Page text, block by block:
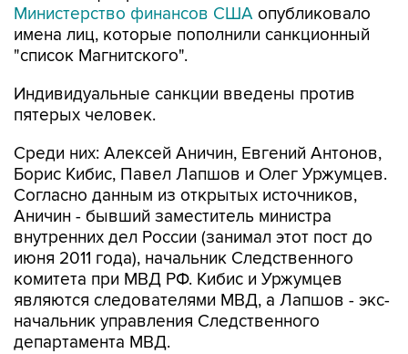
Министерство финансов США опубликовало
имена лиц, которые пополнили санкционный
"список Магнитского".
Индивидуальные санкции введены против
пятерых человек.
Среди них: Алексей Аничин, Евгений Антонов,
Борис Кибис, Павел Лапшов и Олег Уржумцев.
Согласно данным из открытых источников,
Аничин - бывший заместитель министра
внутренних дел России (занимал этот пост до
июня 2011 года), начальник Следственного
комитета при МВД РФ. Кибис и Уржумцев
являются следователями МВД, а Лапшов - экс-
начальник управления Следственного
департамента МВД.